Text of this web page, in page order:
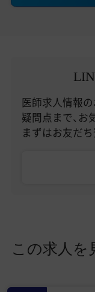
医師求人情報の
疑問点まで、お
まずはお友だち
この求人